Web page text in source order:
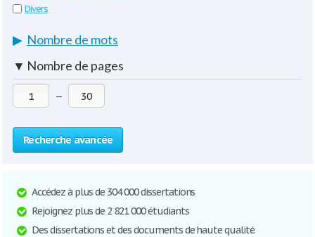
Divers
▶ Nombre de mots
▼ Nombre de pages
—
Recherche avancée
Accédez à plus de 304 000 dissertations
Rejoignez plus de 2 821 000 étudiants
Des dissertations et des documents de haute qualité